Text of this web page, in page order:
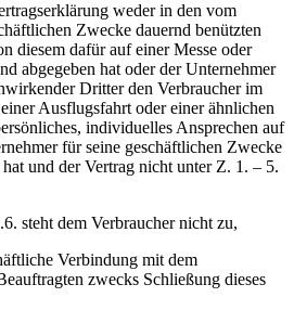
weder in den vom
Zwecke dauernd benützten
diesem dafür auf einer Messe oder
abgegeben hat oder der Unternehmer
Dritter den Verbraucher im
Ausflugsfahrt oder einer ähnlichen
individuelles Ansprechen auf
für seine geschäftlichen Zwecke
und der Vertrag nicht unter Z. 1. – 5.
steht dem Verbraucher nicht zu,
Verbindung mit dem
zwecks Schließung dieses